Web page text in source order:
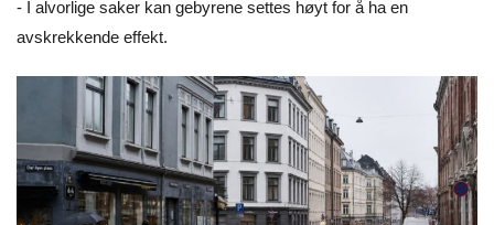
- I alvorlige saker kan gebyrene settes høyt for å ha en
avskrekkende effekt.